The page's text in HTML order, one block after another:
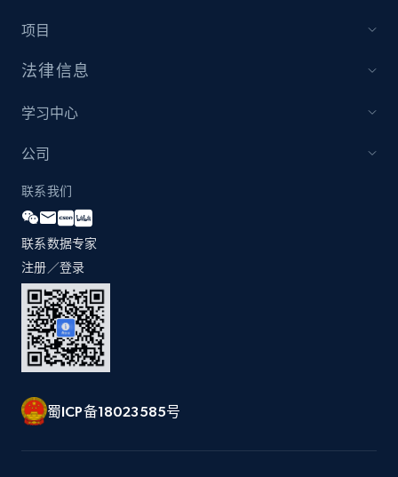
Zara - Products - discovery by category url
Currency, Colour code, Colour, Description, and
Best Buy products
URL, Product id, Title, Images, Final price,
Currency, Discount, Initial price, and more.
1.1K+
Best Buy products - Collect data on
项目
法律信息
学习中心
公司
联系我们
联系数据专家
注册／登录
蜀ICP备18023585号